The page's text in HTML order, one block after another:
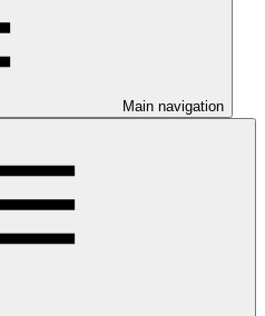
Main navigation